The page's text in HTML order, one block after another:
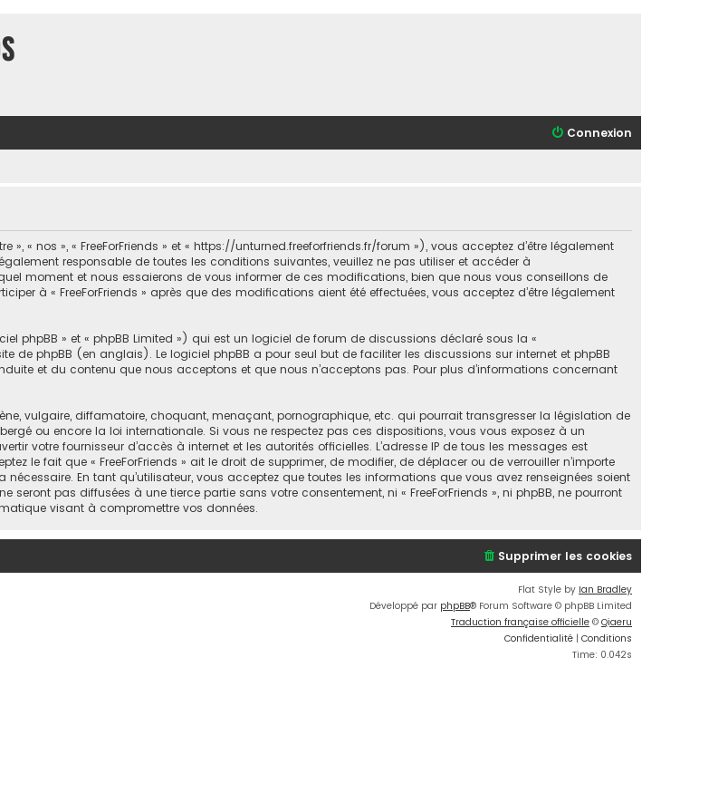
Connexion
« nos », « FreeForFriends » et « https://unturned.freeforfriends.fr/forum »), vous acceptez d’être légalement
responsable de toutes les conditions suivantes, veuillez ne pas utiliser et accéder à
moment et nous essaierons de vous informer de ces modifications, bien que nous vous conseillons de
à « FreeForFriends » après que des modifications aient été effectuées, vous acceptez d’être légalement
phpBB » et « phpBB Limited ») qui est un logiciel de forum de discussions déclaré sous la «
de phpBB (en anglais). Le logiciel phpBB a pour seul but de faciliter les discussions sur internet et phpBB
et du contenu que nous acceptons et que nous n’acceptons pas. Pour plus d’informations concernant
vulgaire, diffamatoire, choquant, menaçant, pornographique, etc. qui pourrait transgresser la législation de
ou encore la loi internationale. Si vous ne respectez pas ces dispositions, vous vous exposez à un
votre fournisseur d’accès à internet et les autorités officielles. L’adresse IP de tous les messages est
le fait que « FreeForFriends » ait le droit de supprimer, de modifier, de déplacer ou de verrouiller n’importe
En tant qu’utilisateur, vous acceptez que toutes les informations que vous avez renseignées soient
pas diffusées à une tierce partie sans votre consentement, ni « FreeForFriends », ni phpBB, ne pourront
visant à compromettre vos données.
Supprimer les cookies
Flat Style by Ian Bradley
Développé par phpBB® Forum Software © phpBB Limited
Traduction française officielle © Qiaeru
Confidentialité | Conditions
Time: 0.042s